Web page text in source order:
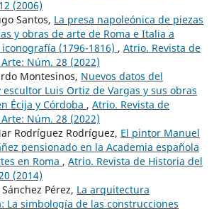
(2006)
Santos, La presa napoleónica de piezas
y obras de arte de Roma e Italia a
(1796-1816) , Atrio. Revista de
Núm. 28 (2022)
Montesinos, Nuevos datos del
Luis Ortiz de Vargas y sus obras
Écija y Córdoba , Atrio. Revista de
Núm. 28 (2022)
Rodríguez Rodríguez, El pintor Manuel
pensionado en la Academia española
en Roma , Atrio. Revista de Historia del
(2014)
Pérez, La arquitectura
La simbología de las construcciones